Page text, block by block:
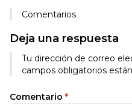
Comentarios
Deja una respuesta
Tu dirección de correo
campos obligatorios
Comentario *